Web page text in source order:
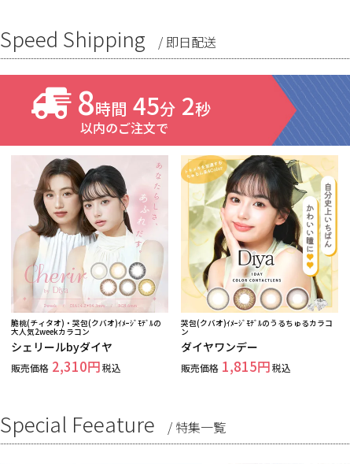
Speed Shipping /即日配送
8時間 45分 0秒
以内のご注文で
脆桃(チィタオ)・哭包(クバオ)ｲﾒｰｼﾞﾓﾃﾞﾙの
大人気2weekカラコン
シェリールbyダイヤ
販売価格 2,310 税込
哭包(クバオ)ｲﾒｰｼﾞﾓﾃﾞﾙのうるちゅるカラコ
ン
ダイヤワンデー
販売価格 1,815 税込
Special Feeature / 特集一覧